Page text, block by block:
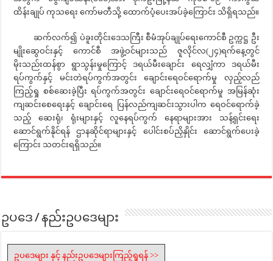
ထိန်းချုပ် ကုသရေး ကော်မတီသို့ ထောက်ပံ့ပေးအပ်ခဲ့ကြောင်း သိရှိရသည်။
ဆက်လက်၍ ပဲခူးတိုင်းဒေသကြီး စီမံအုပ်ချုပ်ရေးကောင်စီ ဥက္ကဋ္ဌ ဦး
မျိုးဆွေဝင်းနှင့် ကောင်စီ အဖွဲ့ဝင်များသည် ဇူလိုင်လ(၂၄)ရက်နေ့တွင်
မိုးသည်းထန်စွာ ရွာသွန်းမှုကြောင့် ဒရယ်မီးချောင်း ရေလျှံကာ ဒရယ်မီး
ရပ်ကွက်နှင့် မင်းတဲရပ်ကွက်အတွင်း ချောင်းရေဝင်ရောက်မှု လှည့်လည်
ကြည့်ရှု စစ်ဆေးခဲ့ပြီး ရပ်ကွက်အတွင်း ချောင်းရေဝင်ရောက်မှု အမြန်ဆုံး
ကျဆင်းစေရေးနှင့် ချောင်းရေ ပြန်လည်ကျဆင်းသွားပါက ရေဝင်ရောက်ခဲ့
သည့် ဆေးရုံ၊ ရုံးများနှင့် လူနေရပ်ကွက် နေရာများအား သန့်ရှင်းရေး
ဆောင်ရွက်နိုင်ရန် ဌာနဆိုင်ရာများနှင့် ပေါင်းစပ်ညှိနှိုင်း ဆောင်ရွက်ပေးခဲ့
ကြောင်း သတင်းရရှိသည်။
ဥပဒေ / နည်းဥပဒေများ
ဥပဒေများ နှင့် နည်းဥပဒေများကြည့်ရှုရန် >>